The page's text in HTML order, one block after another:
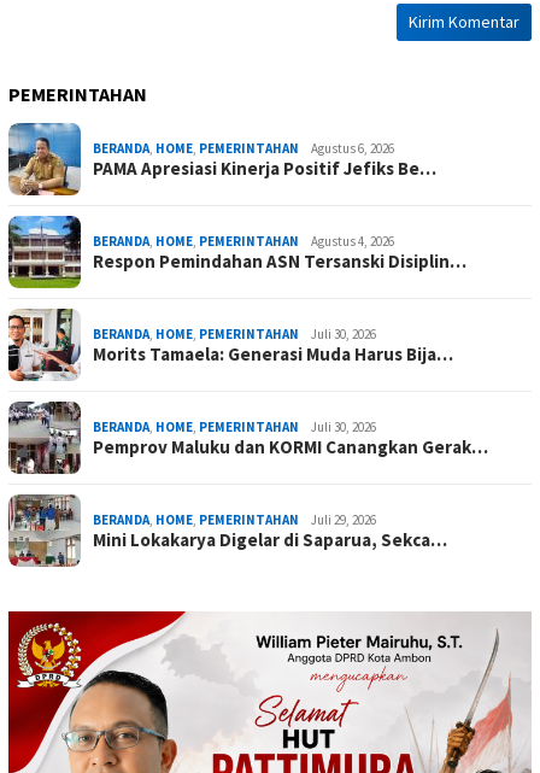
PEMERINTAHAN
BERANDA, HOME, PEMERINTAHAN Agustus 6, 2026
PAMA Apresiasi Kinerja Positif Jefiks Be…
BERANDA, HOME, PEMERINTAHAN Agustus 4, 2026
Respon Pemindahan ASN Tersanski Disiplin…
BERANDA, HOME, PEMERINTAHAN Juli 30, 2026
Morits Tamaela: Generasi Muda Harus Bija…
BERANDA, HOME, PEMERINTAHAN Juli 30, 2026
Pemprov Maluku dan KORMI Canangkan Gerak…
BERANDA, HOME, PEMERINTAHAN Juli 29, 2026
Mini Lokakarya Digelar di Saparua, Sekca…